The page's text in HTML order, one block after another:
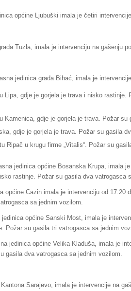
općine Ljubuški imala je četiri
Tuzla, imala je intervenciju na gašenju
jedinica grada Bihać, imala je
Lipa, gdje je gorjela je trava i nisko rastinje.
Kamenica, gdje je gorjela je trava. Požar su
gdje je gorjela je trava. Požar su gasila
Ripač u krugu firme „Vitalis“. Požar su
jedinica općine Bosanska Krupa, imala
rastinje. Požar su gasila dva vatrogasca
općine Cazin imala je intervenciju od 17:20
sa jednim vozilom.
jedinica općine Sanski Most, imala je
Požar su gasila tri vatrogasca sa jednim
jedinica općine Velika Kladuša, imala je
gasila dva vatrogasca sa jednim vozilom.
Sarajevo, imala je intervencije na